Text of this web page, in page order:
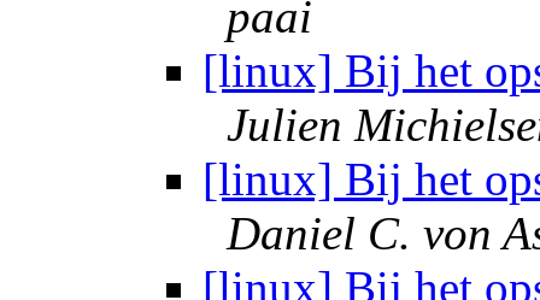
paai
[linux] Bij het
Julien
[linux] Bij het
Daniel C. von
[linux] Bij het